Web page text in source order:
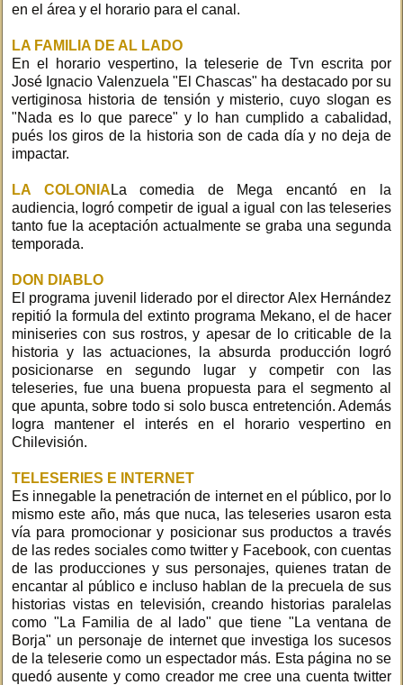
en el área y el horario para el canal.
LA FAMILIA DE AL LADO
En el horario vespertino, la teleserie de Tvn escrita por
José Ignacio Valenzuela "El Chascas" ha destacado por su
vertiginosa historia de tensión y misterio, cuyo slogan es
"Nada es lo que parece" y lo han cumplido a cabalidad,
pués los giros de la historia son de cada día y no deja de
impactar.
LA COLONIA La comedia de Mega encantó en la
audiencia, logró competir de igual a igual con las teleseries
tanto fue la aceptación actualmente se graba una segunda
temporada.
DON DIABLO
El programa juvenil liderado por el director Alex Hernández
repitió la formula del extinto programa Mekano, el de hacer
miniseries con sus rostros, y apesar de lo criticable de la
historia y las actuaciones, la absurda producción logró
posicionarse en segundo lugar y competir con las
teleseries, fue una buena propuesta para el segmento al
que apunta, sobre todo si solo busca entretención. Además
logra mantener el interés en el horario vespertino en
Chilevisión.
TELESERIES E INTERNET
Es innegable la penetración de internet en el público, por lo
mismo este año, más que nuca, las teleseries usaron esta
vía para promocionar y posicionar sus productos a través
de las redes sociales como twitter y Facebook, con cuentas
de las producciones y sus personajes, quienes tratan de
encantar al público e incluso hablan de la precuela de sus
historias vistas en televisión, creando historias paralelas
como "La Familia de al lado" que tiene "La ventana de
Borja" un personaje de internet que investiga los sucesos
de la teleserie como un espectador más. Esta página no se
quedó ausente y como creador me cree una cuenta twitter